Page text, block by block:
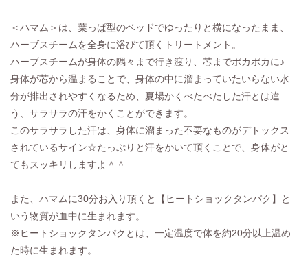
＜ハマム＞は、葉っぱ型のベッドでゆったりと横になったまま、
ハーブスチームを全身に浴びて頂くトリートメント。
ハーブスチームが身体の隅々まで行き渡り、芯までポカポカに♪
身体が芯から温まることで、身体の中に溜まっていたいらない水
分が排出されやすくなるため、夏場かくべたべたした汗とは違
う、サラサラの汗をかくことができます。
このサラサラした汗は、身体に溜まった不要なものがデトックス
されているサイン☆たっぷりと汗をかいて頂くことで、身体がと
てもスッキリしますよ＾＾
また、ハマムに30分お入り頂くと【ヒートショックタンパク】と
いう物質が血中に生まれます。
※ヒートショックタンパクとは、一定温度で体を約20分以上温め
た時に生まれます。